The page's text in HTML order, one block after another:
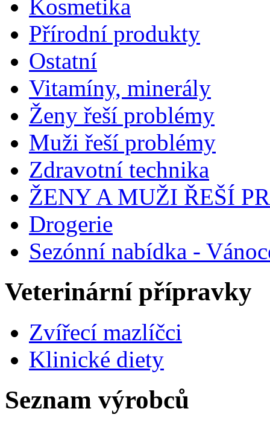
Kosmetika
Přírodní produkty
Ostatní
Vitamíny, minerály
Ženy řeší problémy
Muži řeší problémy
Zdravotní technika
ŽENY A MUŽI ŘEŠÍ
Drogerie
Sezónní nabídka -
Veterinární přípravky
Zvířecí mazlíčci
Klinické diety
Seznam výrobců